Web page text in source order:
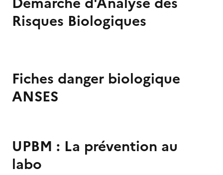
(conseillée)
Risques Biologiques
couverture
(conseillée)
Fiches danger biologique
ANSES
couverture
(conseillée)
UPBM : La prévention au
labo